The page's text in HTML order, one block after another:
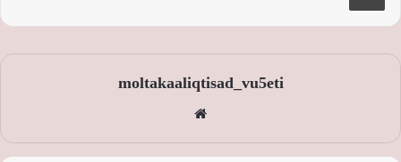
moltakaaliqtisad_vu5eti
الوي